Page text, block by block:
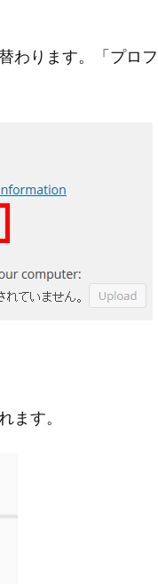
わります。「プロ
ます。